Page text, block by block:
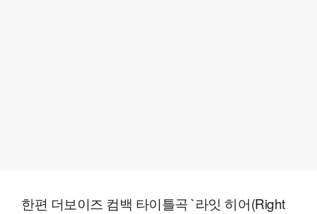
한편 더보이즈 컴백 타이틀곡 `라잇 히어(Right